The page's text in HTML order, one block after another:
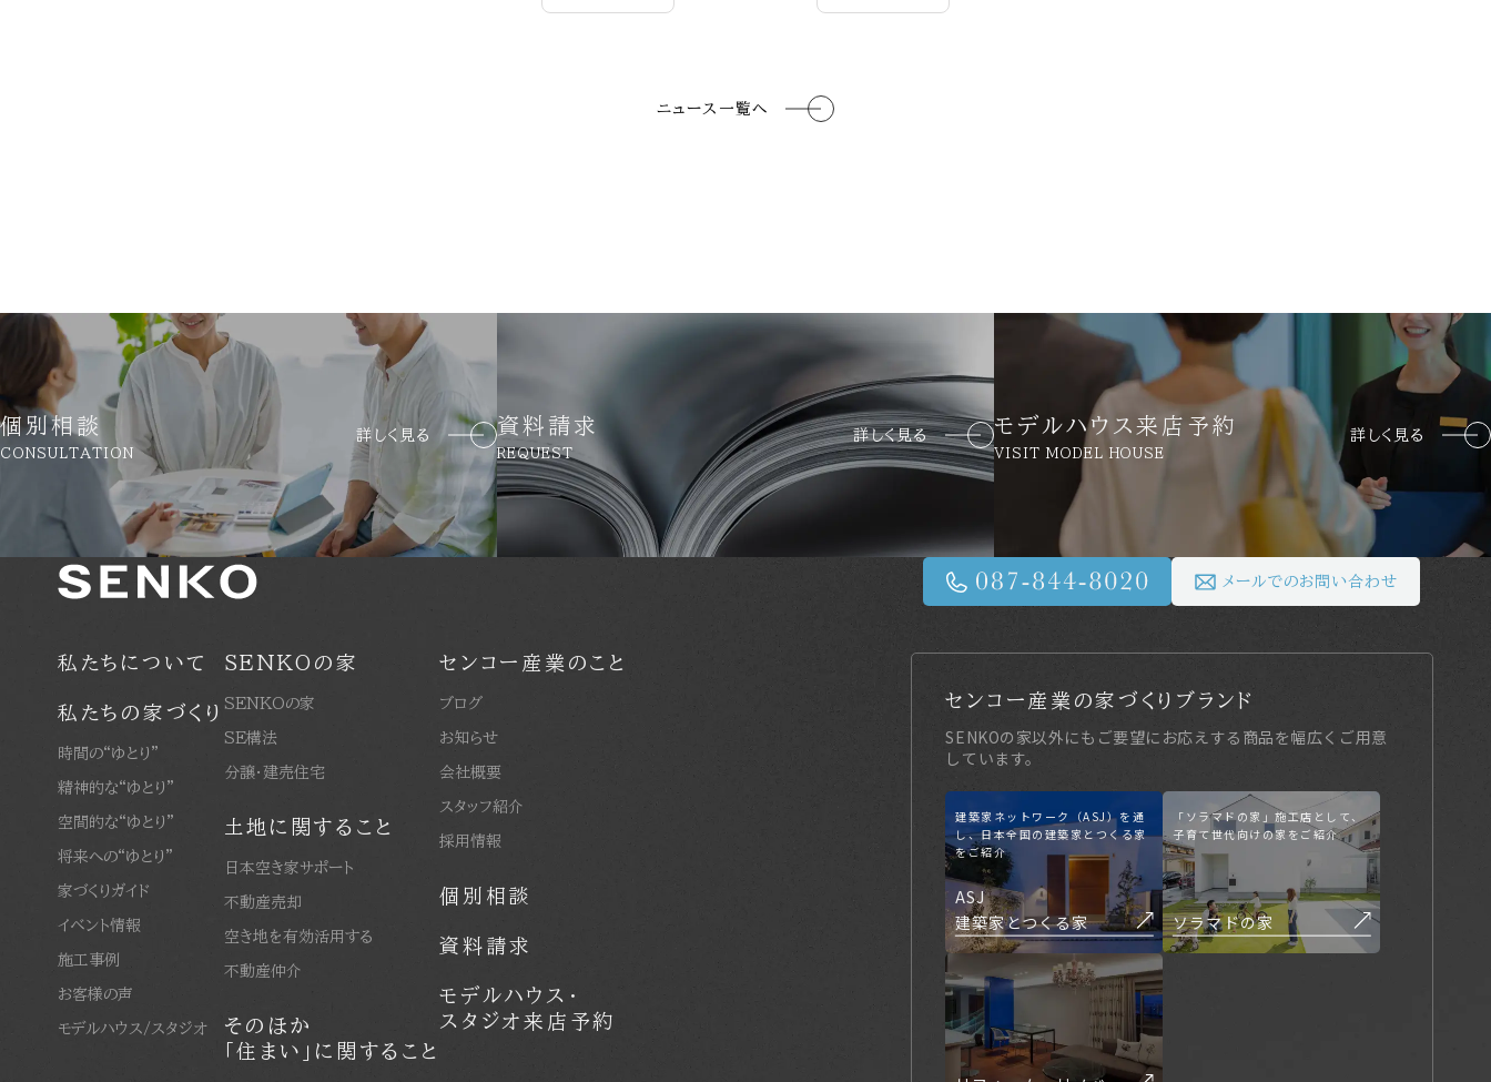
ニュース一覧へ
個別相談
CONSULTATION
詳しく見る 資料請求
REQUEST
詳しく見る モデルハウス来店予約
VISIT MODEL HOUSE
詳しく見る
私たちについて
私たちの家づくり
時間の“ゆとり”
精神的な“ゆとり”
空間的な“ゆとり”
将来への“ゆとり”
家づくりガイド
イベント情報
施工事例
お客様の声
モデルハウス/スタジオ
SENKOの家
SENKOの家
SE構法
分譲・建売住宅
土地に関すること
日本空き家サポート
不動産売却
空き地を有効活用する
不動産仲介
そのほか
「住まい」に関すること
センコー産業のこと
ブログ
お知らせ
会社概要
スタッフ紹介
採用情報
個別相談
資料請求
モデルハウス・
スタジオ来店予約
メールでのお問い合わせ
センコー産業の家づくりブランド
SENKOの家以外にもご要望にお応えする商品を幅広くご用意
しています。
建築家ネットワーク（ASJ）を通
し、日本全国の建築家とつくる家
をご紹介
ASJ
建築家とつくる家
「ソラマドの家」施工店として、
子育て世代向けの家をご紹介
ソラマドの家